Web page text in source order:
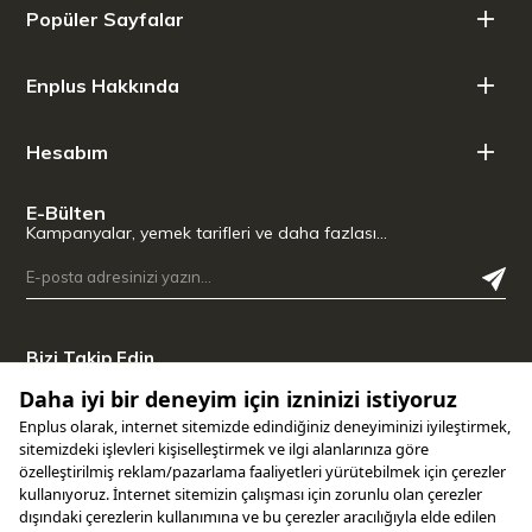
Popüler Sayfalar
Enplus Hakkında
Hesabım
E-Bülten
Kampanyalar, yemek tarifleri ve daha fazlası…
Bizi Takip Edin
Uygulamamızı İndirin